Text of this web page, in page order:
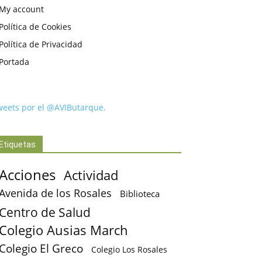
account
de Cookies
de Privacidad
por el @AVIButarque.
Actividad
de los Rosales Biblioteca
de Salud
Ausias March
El Greco Colegio Los Rosales